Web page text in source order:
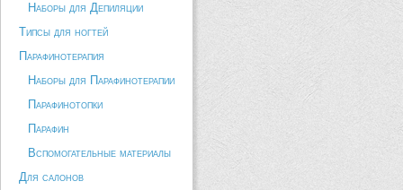
Наборы для Депиляции
Типсы для ногтей
Парафинотерапия
Наборы для Парафинотерапии
Парафинотопки
Парафин
Вспомогательные материалы
Для салонов